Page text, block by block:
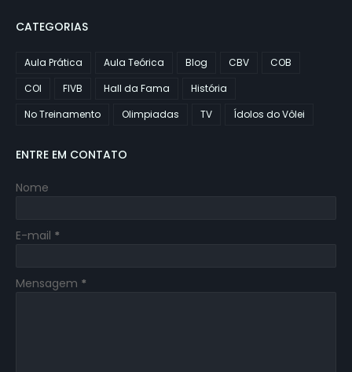
CATEGORIAS
Aula Prática Aula Teórica Blog CBV
COB
COI
FIVB Hall da Fama
História
No Treinamento
Olimpiadas TV Ídolos do Vôlei
ENTRE EM CONTATO
Nome
E-mail *
Mensagem *